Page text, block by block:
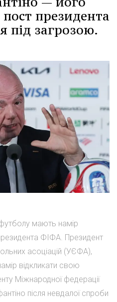
президента
під загрозою.
мають намір
ФІФА. Президент
асоціацій (УЄФА),
відкликати свою
Міжнародної федерації
після невдалої спроби